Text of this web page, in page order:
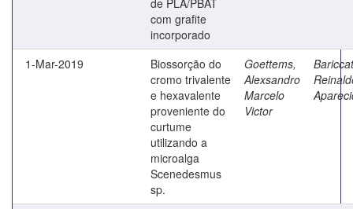
com grafite
incorporado
1-Mar-2019
Biossorção do
cromo trivalente
e hexavalente
proveniente do
curtume
utilizando a
microalga
Scenedesmus
sp.
Goettems,
Alexsandro
Marcelo
Victor